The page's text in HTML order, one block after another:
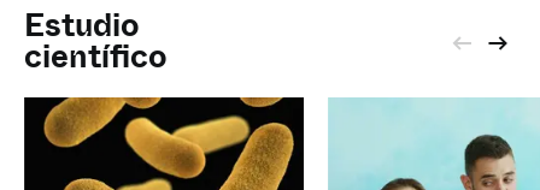
Estudio
científico